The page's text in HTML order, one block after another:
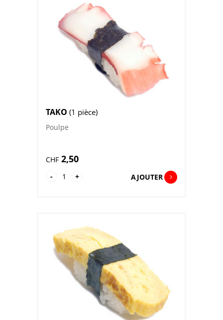
TAKO (1 pièce)
Poulpe
CHF 2,50
-
quantité
+ AJOUTER